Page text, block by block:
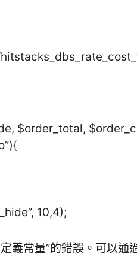
$order_total,
10,4);
常量”的錯誤。可以通